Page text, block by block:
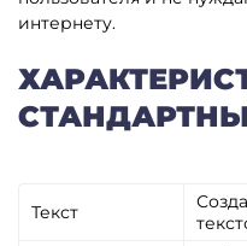
интернету.
Текст